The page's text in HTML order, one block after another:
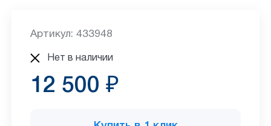
Артикул: 433948
Нет в наличии
12 500 ₽